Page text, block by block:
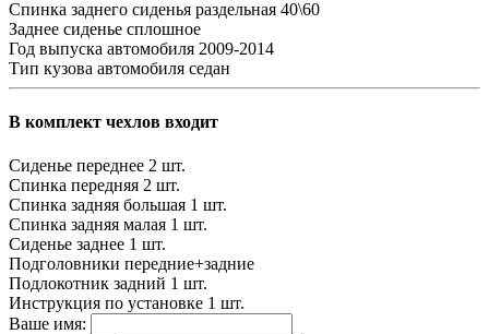
Спинка заднего сиденья раздельная 40\60
Заднее сиденье сплошное
Год выпуска автомобиля 2009-2014
Тип кузова автомобиля седан
В комплект чехлов входит
Сиденье переднее 2 шт.
Спинка передняя 2 шт.
Спинка задняя большая 1 шт.
Спинка задняя малая 1 шт.
Сиденье заднее 1 шт.
Подголовники передние+задние
Подлокотник задний 1 шт.
Инструкция по установке 1 шт.
Ваше имя: